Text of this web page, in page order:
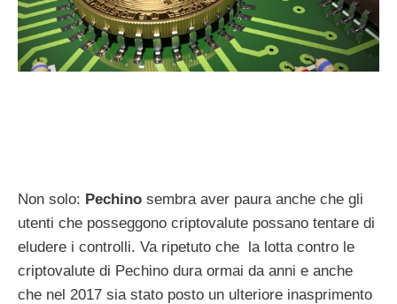
Non solo: Pechino sembra aver paura anche che gli
utenti che posseggono criptovalute possano tentare di
eludere i controlli. Va ripetuto che la lotta contro le
criptovalute di Pechino dura ormai da anni e anche
che nel 2017 sia stato posto un ulteriore inasprimento